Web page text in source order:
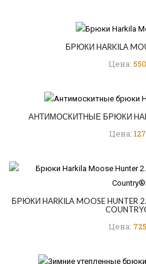
БРЮКИ HARKILA
Цена:
АНТИМОСКИТНЫЕ БРЮКИ
Цена:
БРЮКИ HARKILA MOOSE HUNTER
Цена: